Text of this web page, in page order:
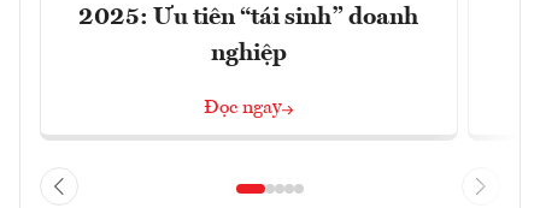
2025: Ưu tiên “tái sinh” doanh
nghiệp
Đọc ngay